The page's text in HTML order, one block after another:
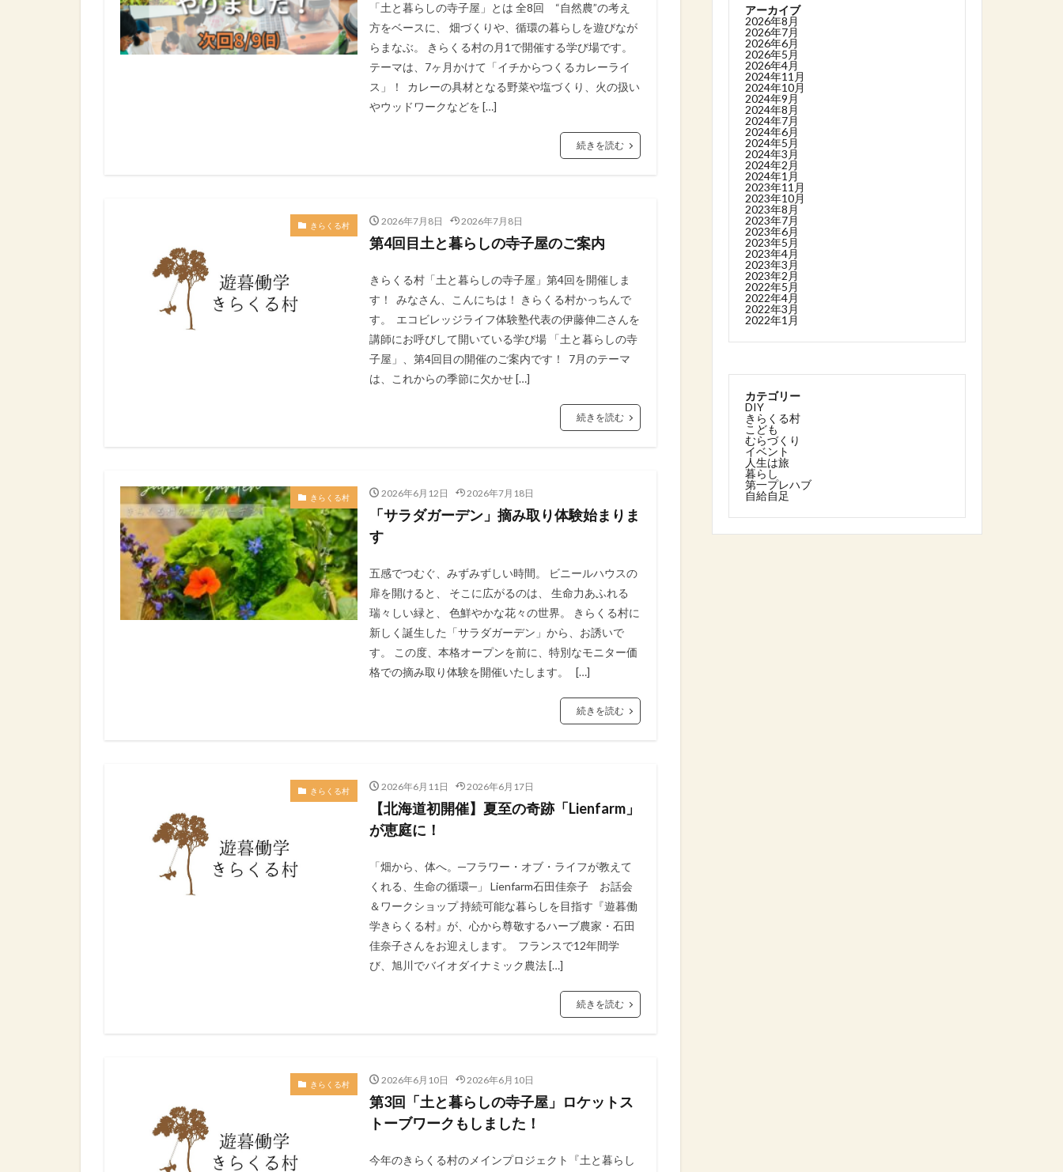
「土と暮らしの寺子屋」⁡とは 全8回 “自然農”の考え
方をベースに、⁡ 畑づくりや、循環の暮らしを遊びなが
らまなぶ。⁡ きらくる村の月1で開催する学び場です。⁡
テーマは、7ヶ月かけて「イチからつくるカレーライ
ス」！⁡ ⁡ カレーの具材となる野菜や塩づくり、火の扱い
やウッドワークなどを […]
続きを読む
きらくる村 2026年7月8日 2026年7月8日
第4回目土と暮らしの寺子屋のご案内
きらくる村「土と暮らしの寺子屋」第4回を開催しま
す！⁡ ⁡ ​みなさん、こんにちは！⁡ きらくる村かっちんで
す。⁡ ⁡ エコビレッジライフ体験塾代表の伊藤伸二さんを
講師にお呼びして開いている学び場⁡ 「土と暮らしの寺
子屋」、第4回目の開催のご案内です！⁡ ⁡ ​7月のテーマ
は、これからの季節に欠かせ […]
続きを読む
きらくる村 2026年6月12日 2026年7月18日
「サラダガーデン」摘み取り体験始まりま
す
五感でつむぐ、みずみずしい時間。 ビニールハウスの
扉を開けると、 そこに広がるのは、 生命力あふれる
瑞々しい緑と、 色鮮やかな花々の世界。 きらくる村に
新しく誕生した「サラダガーデン」から、お誘いで
す。 この度、本格オープンを前に、特別なモニター価
格での摘み取り体験を開催いたします。 […]
続きを読む
きらくる村 2026年6月11日 2026年6月17日
​【北海道初開催】夏至の奇跡「Lienfarm」
が恵庭に！⁡
「畑から、体へ。─フラワー・オブ・ライフが教えて
くれる、生命の循環─」⁡ ⁡Lienfarm石田佳奈子 お話会
＆ワークショップ⁡ ​持続可能な暮らしを目指す『遊暮働
学きらくる村』が、心から尊敬するハーブ農家・石田
佳奈子さんをお迎えします。⁡ ⁡ ​フランスで12年間学
び、旭川でバイオダイナミック農法 […]
続きを読む
きらくる村 2026年6月10日 2026年6月10日
​第3回「土と暮らしの寺子屋」ロケットス
トーブワークもしました！
今年のきらくる村のメインプロジェクト『土と暮らし
アーカイブ
2026年8月
2026年7月
2026年6月
2026年5月
2026年4月
2024年11月
2024年10月
2024年9月
2024年8月
2024年7月
2024年6月
2024年5月
2024年3月
2024年2月
2024年1月
2023年11月
2023年10月
2023年8月
2023年7月
2023年6月
2023年5月
2023年4月
2023年3月
2023年2月
2022年5月
2022年4月
2022年3月
2022年1月
カテゴリー
DIY
きらくる村
こども
むらづくり
イベント
人生は旅
暮らし
第一プレハブ
自給自足